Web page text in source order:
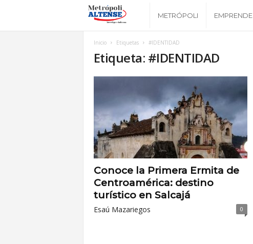
t
ó
p
o
l
METRÓPOLI EMPRENDE
Inicio Etiquetas #IDENTIDAD
Etiqueta: #IDENTIDAD
Conoce la Primera Ermita de
Centroamérica: destino
turístico en Salcajá
Esaú Mazariegos 0